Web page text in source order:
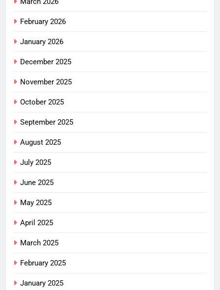
February 2026
January 2026
December 2025
November 2025
October 2025
September 2025
August 2025
July 2025
June 2025
May 2025
April 2025
March 2025
February 2025
January 2025